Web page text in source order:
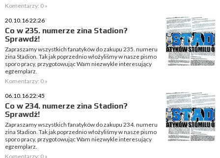
Komentarzy: 0 »
20.10.16 22:26
Co w 235. numerze zina Stadion?
Sprawdź!
Zapraszamy wszystkich fanatyków do zakupu 235. numeru
zina Stadion. Tak jak poprzednio włożyliśmy w nasze pismo
sporo pracy, przygotowując Wam niezwykle interesujący
egzemplarz.
Komentarzy: 0 »
06.10.16 22:45
Co w 234. numerze zina Stadion?
Sprawdź!
Zapraszamy wszystkich fanatyków do zakupu 234. numeru
zina Stadion. Tak jak poprzednio włożyliśmy w nasze pismo
sporo pracy, przygotowując Wam niezwykle interesujący
egzemplarz.
Komentarzy: 0 »